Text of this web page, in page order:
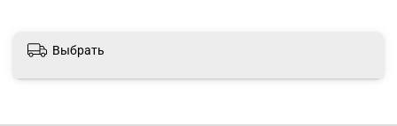
Выбрать